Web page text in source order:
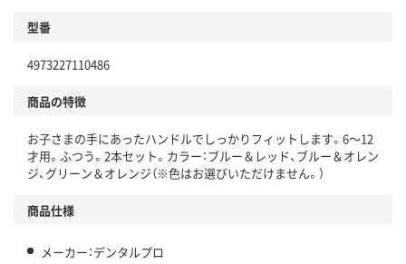
型番
4973227110486
商品の特徴
お子さまの手にあったハンドルでしっかりフィットします。6～12
才用。ふつう。2本セット。カラー：ブルー＆レッド、ブルー＆オレン
ジ、グリーン＆オレンジ（※色はお選びいただけません。）
商品仕様
メーカー：デンタルプロ